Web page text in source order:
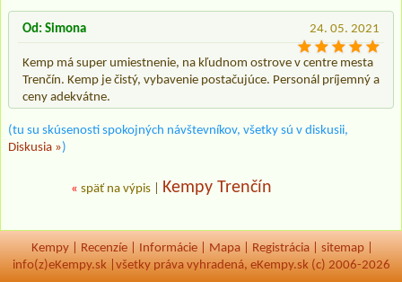
24. 05. 2021
Od: Simona
Kemp má super umiestnenie, na kľudnom ostrove v centre mesta
Trenčín. Kemp je čistý, vybavenie postačujúce. Personál príjemný a
ceny adekvátne.
(tu su skúsenosti spokojných návštevníkov, všetky sú v diskusii,
Diskusia »)
« späť na výpis Kempy Trenčín
Kempy Recenzíe Informácie Mapa Registrácia sitemap
info(z)eKempy.sk | všetky práva vyhradená, eKempy.sk (c) 2006-2026